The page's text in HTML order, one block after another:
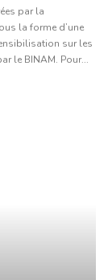
par la
la forme d’une
sur les
le BINAM. Pour...